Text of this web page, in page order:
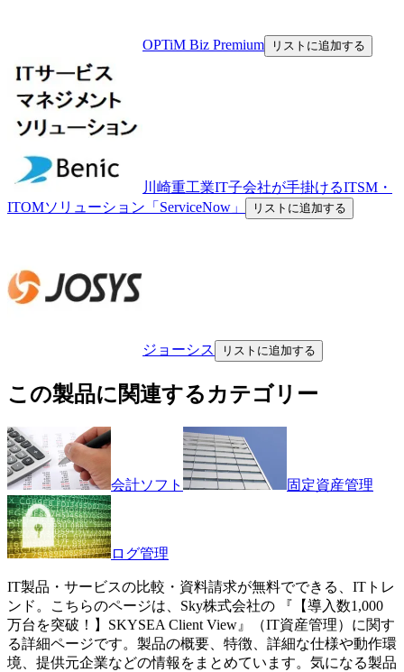
OPTiM Biz Premium リストに追加する
川崎重工業IT子会社が手掛けるITSM・
ITOMソリューション「ServiceNow」
リストに追加する
ジョーシス リストに追加する
この製品に関連するカテゴリー
会計ソフト 固定資産管理
ログ管理
IT製品・サービスの比較・資料請求が無料でできる、ITトレ
ンド。こちらのページは、 Sky株式会社の 『 【導入数1,000
万台を突破！】 SKYSEA Client View 』（IT資産管理）に関す
る詳細ページです。製品の概要、特徴、詳細な仕様や動作環
境、提供元企業などの情報をまとめています。気になる製品